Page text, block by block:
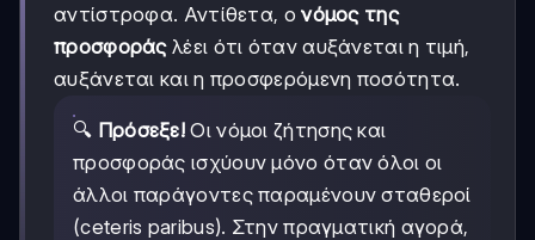
αντίστροφα. Αντίθετα, ονόμος της
προσφοράςλέει ότι όταν αυξάνεται η τιμή,
αυξάνεται και η προσφερόμενη ποσότητα.
🔍 Πρόσεξε! Οι νόμοι ζήτησης και
προσφοράς ισχύουν μόνο όταν όλοι οι
άλλοι παράγοντες παραμένουν σταθεροί
(ceteris paribus). Στην πραγματική αγορά,